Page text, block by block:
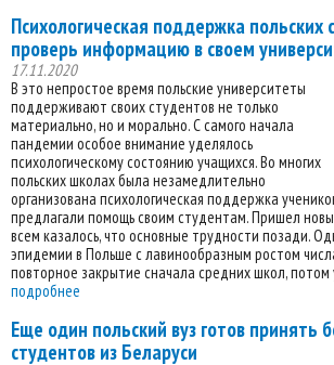
Психологическая поддержка польских
проверь информацию в своем
17.11.2020
В это непростое время польские университеты
поддерживают своих студентов не только
материально, но и морально. С самого начала
пандемии особое внимание уделялось
психологическому состоянию учащихся. Во многих
польских школах была незамедлительно
организована психологическая поддержка
предлагали помощь своим студентам. Пришел
всем казалось, что основные трудности позади.
эпидемии в Польше с лавинообразным ростом
повторное закрытие сначала средних школ, потом
подробнее
Еще один польский вуз готов принять
студентов из Беларуси